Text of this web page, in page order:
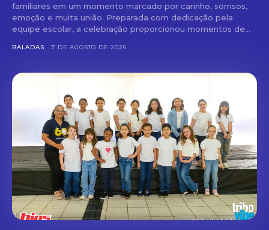
familiares em um momento marcado por carinho, sorrisos,
emoção e muita união. Preparada com dedicação pela
equipe escolar, a celebração proporcionou momentos de...
BALADAS 7 DE AGOSTO DE 2026